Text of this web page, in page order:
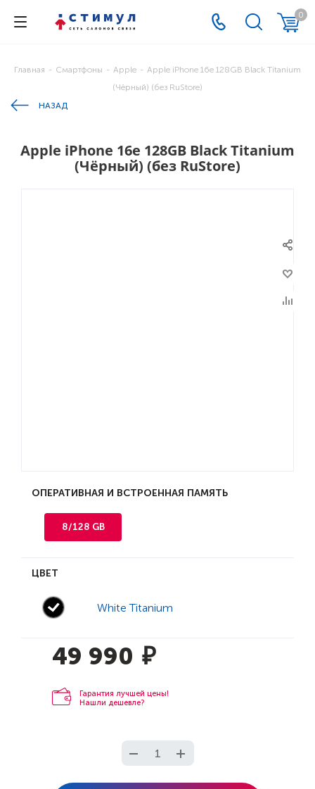
0
Главная - Смартфоны - Apple - Apple iPhone 16e 128GB Black Titanium
(Чёрный) (без RuStore)
НАЗАД
Apple iPhone 16e 128GB Black Titanium
(Чёрный) (без RuStore)
ОПЕРАТИВНАЯ И ВСТРОЕННАЯ ПАМЯТЬ
8/128 GB
ЦВЕТ
White Titanium
49 990 ₽
Гарантия лучшей цены!
Нашли дешевле?